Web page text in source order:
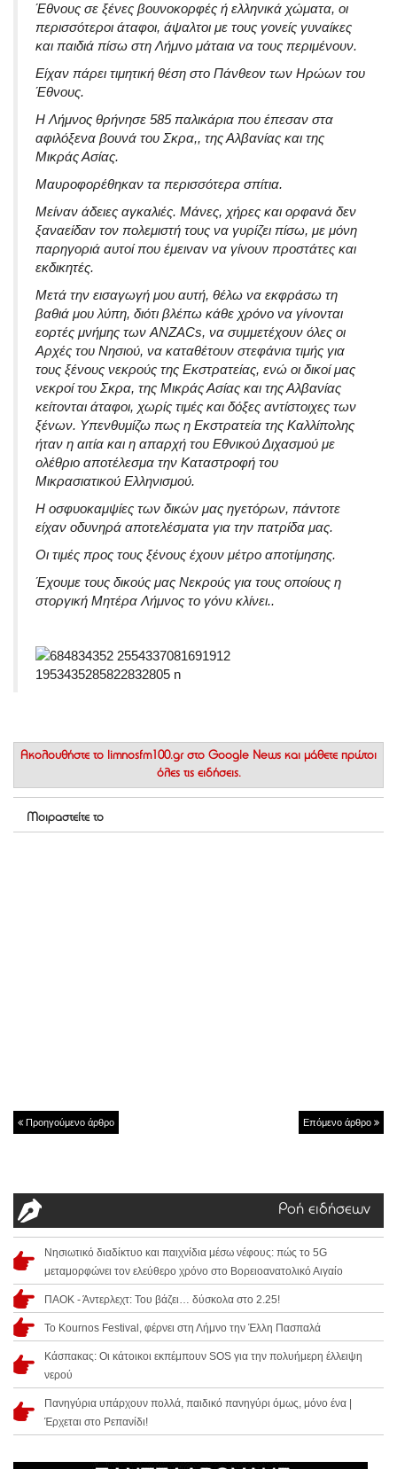
Έθνους σε ξένες βουνοκορφές ή ελληνικά χώματα, οι
περισσότεροι άταφοι, άψαλτοι με τους γονείς γυναίκες
και παιδιά πίσω στη Λήμνο μάταια να τους περιμένουν.
Είχαν πάρει τιμητική θέση στο Πάνθεον των Ηρώων του
Έθνους.
Η Λήμνος θρήνησε 585 παλικάρια που έπεσαν στα
αφιλόξενα βουνά του Σκρα,, της Αλβανίας και της
Μικράς Ασίας.
Μαυροφορέθηκαν τα περισσότερα σπίτια.
Μείναν άδειες αγκαλιές. Μάνες, χήρες και ορφανά δεν
ξαναείδαν τον πολεμιστή τους να γυρίζει πίσω, με μόνη
παρηγοριά αυτοί που έμειναν να γίνουν προστάτες και
εκδικητές.
Μετά την εισαγωγή μου αυτή, θέλω να εκφράσω τη
βαθιά μου λύπη, διότι βλέπω κάθε χρόνο να γίνονται
εορτές μνήμης των ANZACs, να συμμετέχουν όλες οι
Αρχές του Νησιού, να καταθέτουν στεφάνια τιμής για
τους ξένους νεκρούς της Εκστρατείας, ενώ οι δικοί μας
νεκροί του Σκρα, της Μικράς Ασίας και της Αλβανίας
κείτονται άταφοι, χωρίς τιμές και δόξες αντίστοιχες των
ξένων. Υπενθυμίζω πως η Εκστρατεία της Καλλίπολης
ήταν η αιτία και η απαρχή του Εθνικού Διχασμού με
ολέθριο αποτέλεσμα την Καταστροφή του
Μικρασιατικού Ελληνισμού.
Η οσφυοκαμψίες των δικών μας ηγετόρων, πάντοτε
είχαν οδυνηρά αποτελέσματα για την πατρίδα μας.
Οι τιμές προς τους ξένους έχουν μέτρο αποτίμησης.
Έχουμε τους δικούς μας Νεκρούς για τους οποίους η
στοργική Μητέρα Λήμνος το γόνυ κλίνει..
Ακολουθήστε το limnosfm100.gr στο Google News και μάθετε πρώτοι
όλες τις ειδήσεις.
Μοιραστείτε το
Προηγούμενο άρθρο Επόμενο άρθρο
Ροή ειδήσεων
Νησιωτικό διαδίκτυο και παιχνίδια μέσω νέφους: πώς το 5G
μεταμορφώνει τον ελεύθερο χρόνο στο Βορειοανατολικό Αιγαίο
ΠΑΟΚ - Άντερλεχτ: Του βάζει… δύσκολα στο 2.25!
Το Kournos Festival, φέρνει στη Λήμνο την Έλλη Πασπαλά
Κάσπακας: Οι κάτοικοι εκπέμπουν SOS για την πολυήμερη έλλειψη
νερού
Πανηγύρια υπάρχουν πολλά, παιδικό πανηγύρι όμως, μόνο ένα |
Έρχεται στο Ρεπανίδι!